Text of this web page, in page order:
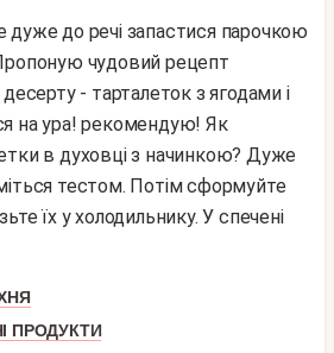
чудовий рецепт
- тарталеток з ягодами і
на ура! рекомендую! Як
в духовці з начинкою? Дуже
тестом. Потім сформуйте
їх у холодильнику. У спечені
ПРОДУКТИ